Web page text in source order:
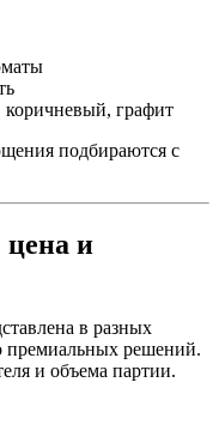
коричневый, графит
подбираются с
цена и
в разных
премиальных решений.
и объема партии.